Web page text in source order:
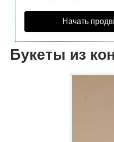
Начать
Букеты из